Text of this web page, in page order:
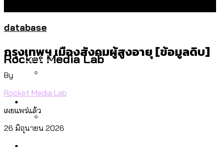
Rocket Media Lab
Politics
สำรวจร่างงบปี 70 ของ กทม. สำนักการ
โดยเขตจตุจักรสูงสุด
Environment
database
กรุงเทพฯ เมืองสังคมผู้สูงอายุ [ข้อมูลดิบ]
By
Rocket Media Lab
เผยแพร่แล้ว
26 มิถุนายน 2026